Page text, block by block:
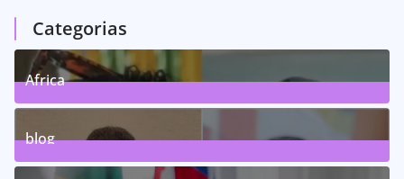
Categorias
Africa
0Posts
blog
75Posts